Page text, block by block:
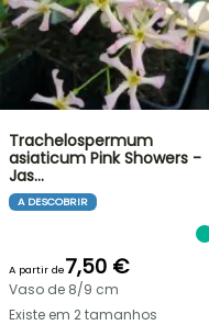
Trachelospermum
asiaticum Pink Showers -
Jas…
A DESCOBRIR
A partir de7,50 €
Vaso de 8/9 cm
Existe em 2 tamanhos